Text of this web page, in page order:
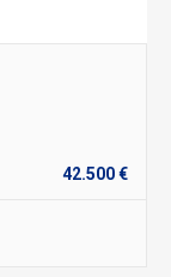
42.500 €